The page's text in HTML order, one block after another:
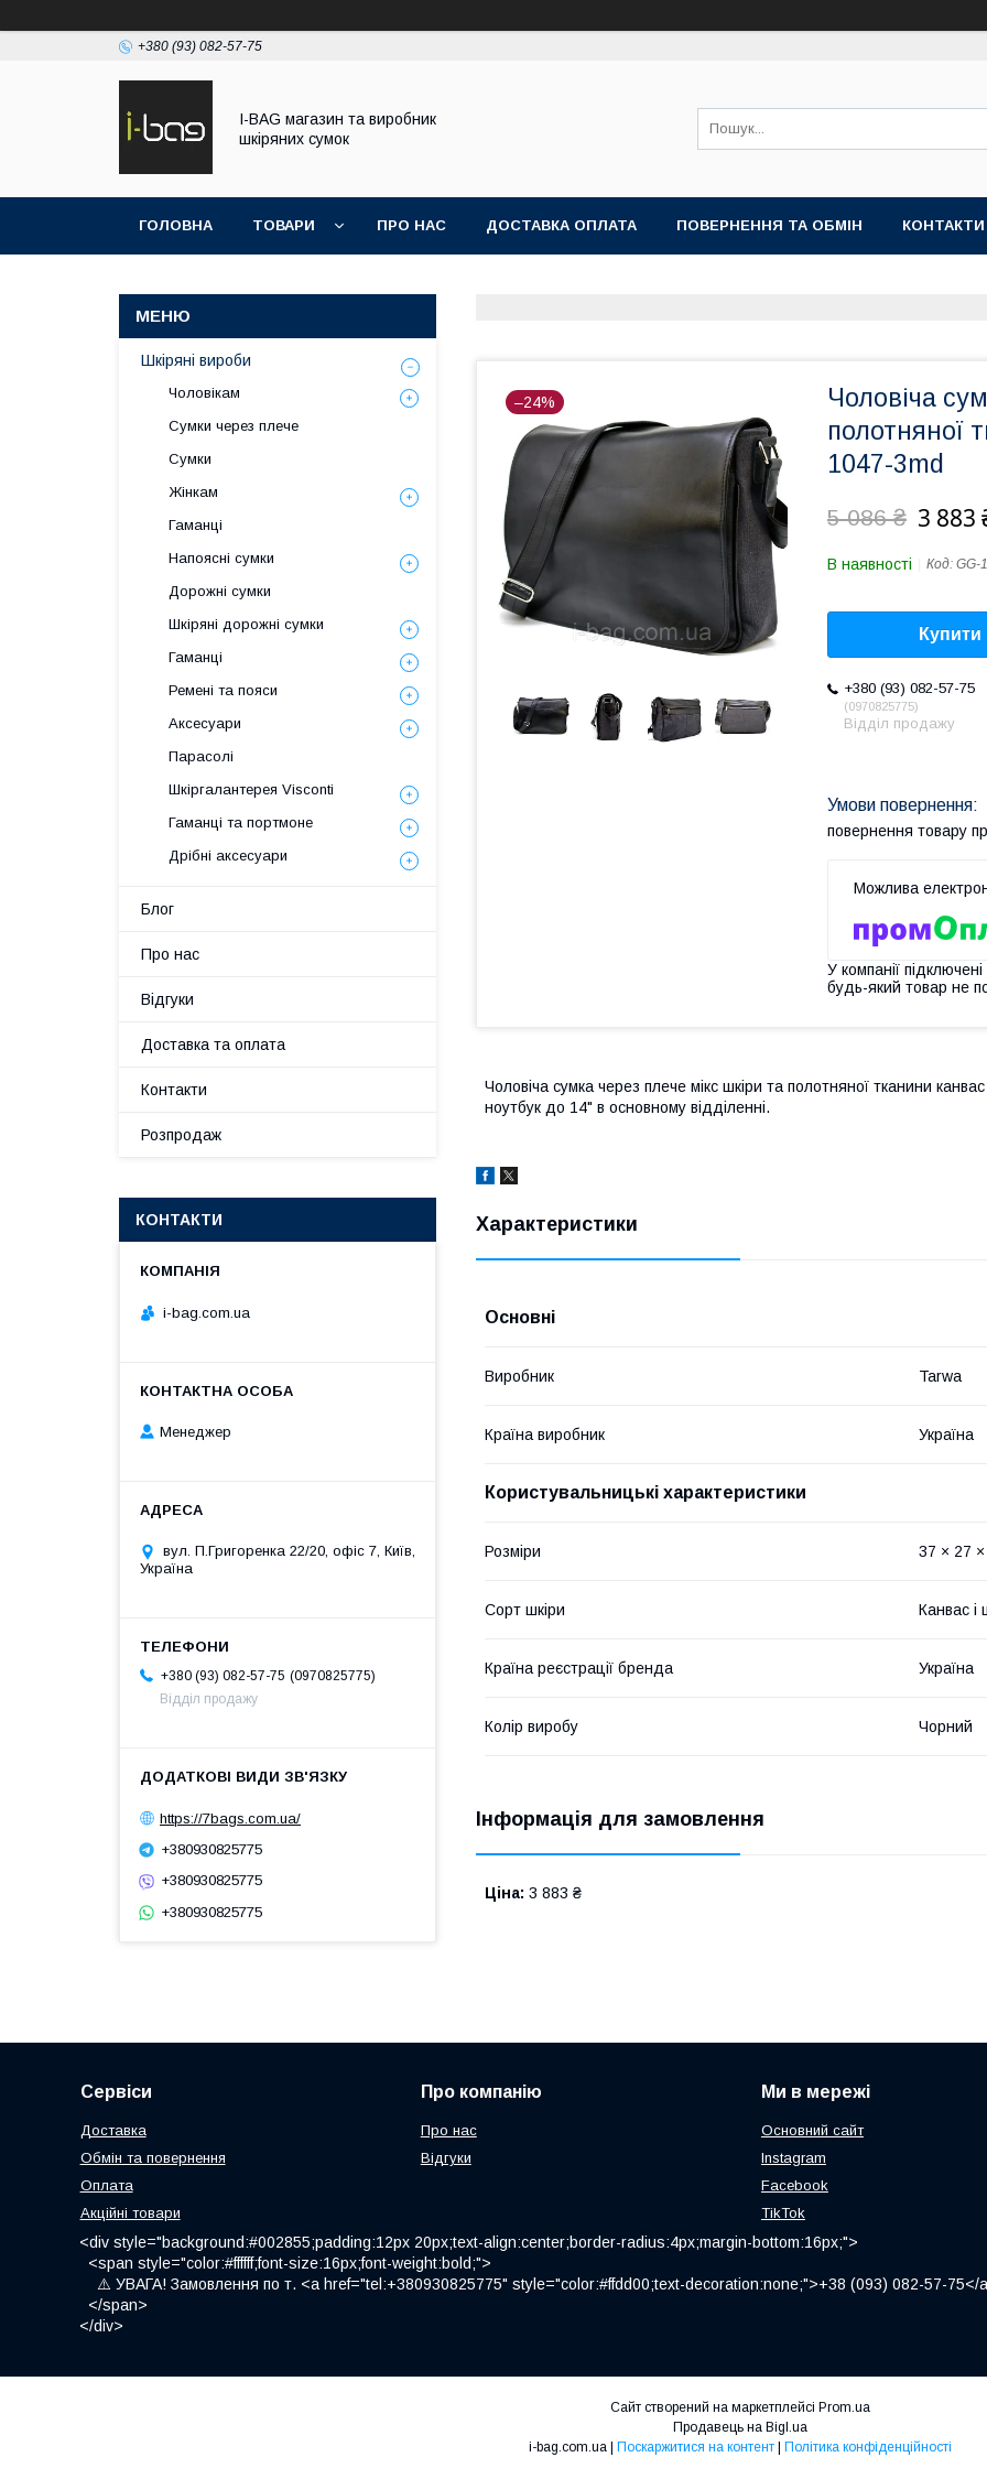
+380 (93) 082-57-75
I-BAG магазин та виробник
шкіряних сумок
ГОЛОВНА ТОВАРИ ПРО НАС ДОСТАВКА ОПЛАТА ПОВЕРНЕННЯ ТА ОБМІН КОНТАКТИ
–24%
Чоловіча
полотняної
1047-3md
5 086 ₴ 3 883
В наявності Код: GG-
Купити
+380 (93) 082-57-75
0970825775
Відділ продажу
повернення товару
У компанії
будь-який товар не
Чоловіча сумка через плече мікс шкіри та полотняної тканини
ноутбук до 14" в основному відділенні.
Характеристики
Основні
Виробник Tarwa
Країна виробник Україна
Користувальницькі характеристики
Розміри 37 × 27 ×
Сорт шкіри Канвас і
Країна реєстрації бренда Україна
Колір виробу Чорний
Інформація для замовлення
Ціна: 3 883 ₴
Шкіряні вироби
Чоловікам
Сумки через плече
Сумки
Жінкам
Гаманці
Напоясні сумки
Дорожні сумки
Шкіряні дорожні сумки
Гаманці
Ремені та пояси
Аксесуари
Парасолі
Шкіргалантерея Visconti
Гаманці та портмоне
Дрібні аксесуари
Блог
Про нас
Відгуки
Доставка та оплата
Контакти
Розпродаж
КОНТАКТИ
i-bag.com.ua
Менеджер
вул. П.Григоренка 22/20, офіс 7, Київ,
Україна
+380 (93) 082-57-75
0970825775
Відділ продажу
https://7bags.com.ua/
+380930825775
+380930825775
+380930825775
Сервіси
Доставка
Обмін та повернення
Оплата
Акційні товари
Про компанію
Про нас
Відгуки
Ми в мережі
Основний сайт
Instagram
Facebook
TikTok
<div style="background:#002855;padding:12px 20px;text-align:center;border-radius:4px;margin-bottom:16px;">
<span style="color:#ffffff;font-size:16px;font-weight:bold;">
⚠️ УВАГА! Замовлення по т. <a href="tel:+380930825775" style="color:#ffdd00;text-decoration:none;">+38 (093) 082-57-
</span>
</div>
Сайт створений на маркетплейсі Prom.ua
Продавець на Bigl.ua
Поскаржитися на контент Політика конфіденційності